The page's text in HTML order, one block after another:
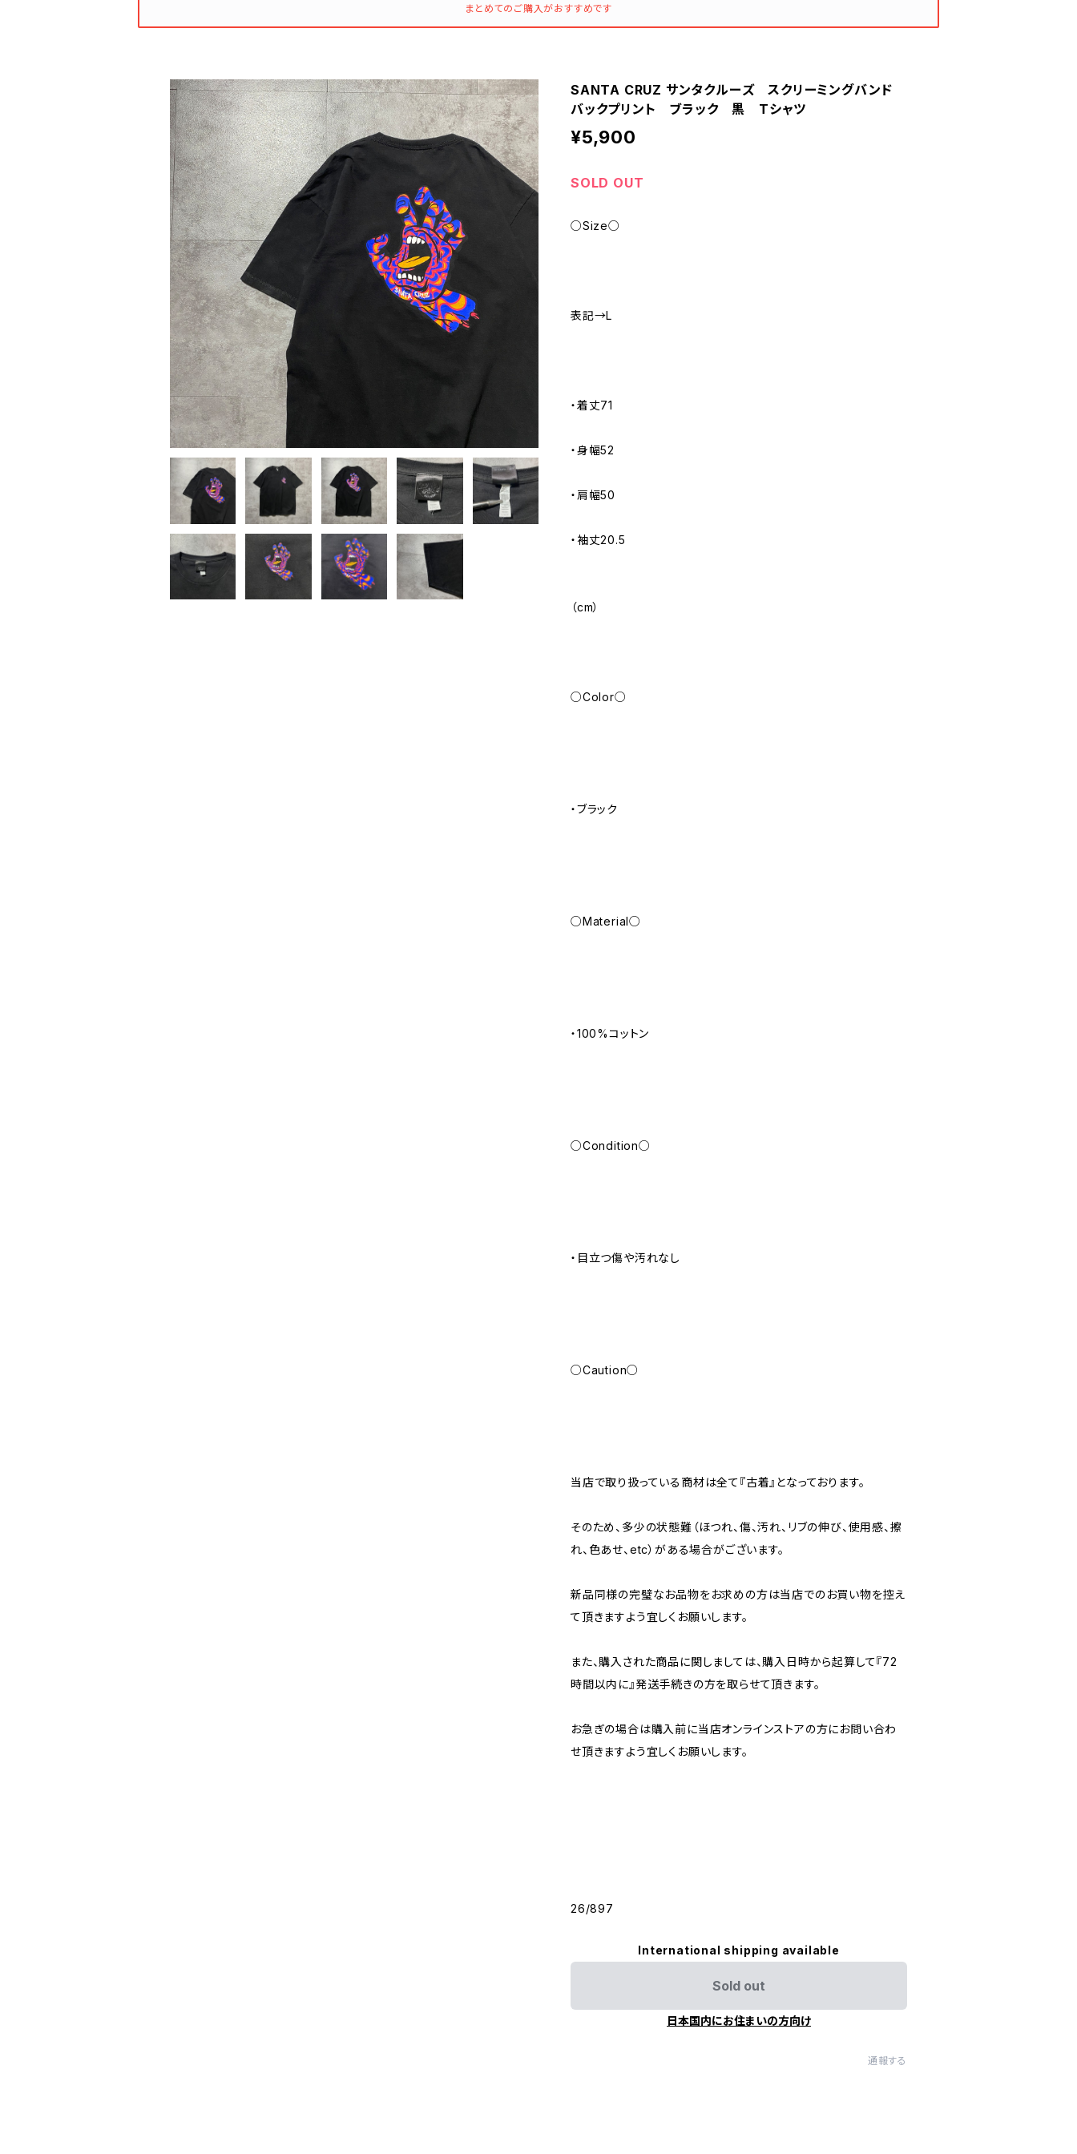
まとめてのご購入がおすすめです
SANTA CRUZ サンタクルーズ スクリーミングバンド
バックプリント ブラック 黒 Tシャツ
¥5,900
SOLD OUT
○Size○
表記→L
・着丈71
・身幅52
・肩幅50
・袖丈20.5
（cm）
○Color○
・ブラック
○Material○
・100%コットン
○Condition○
・目立つ傷や汚れなし
○Caution○
当店で取り扱っている商材は全て『古着』となっております。
そのため、多少の状態難（ほつれ、傷、汚れ、リブの伸び、使用感、擦
れ、色あせ、etc）がある場合がございます。
新品同様の完璧なお品物をお求めの方は当店でのお買い物を控え
て頂きますよう宜しくお願いします。
また、購入された商品に関しましては、購入日時から起算して『72
時間以内に』発送手続きの方を取らせて頂きます。
お急ぎの場合は購入前に当店オンラインストアの方にお問い合わ
せ頂きますよう宜しくお願いします。
26/897
International shipping available
Sold out
日本国内にお住まいの方向け
通報する